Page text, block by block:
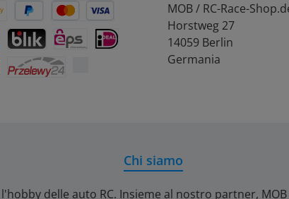
Pay
Später BezahlenKredit- oder Debitkarte
BLIK eps
MOB / RC-Race-
Horstweg 27
14059 Berlin
Germania
Chi siamo
delle auto RC. Insieme al nostro partner,